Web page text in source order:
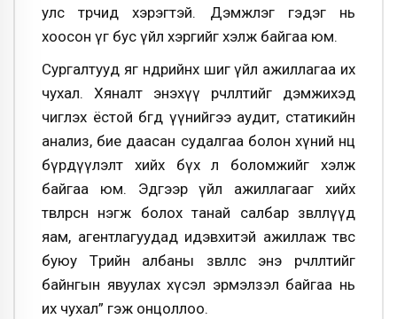
улс төрчид хэрэгтэй. Дэмжлэг гэдэг нь
хоосон үг бус үйл хэргийг хэлж байгаа юм.
Сургалтууд яг өнөөдрийнх шиг үйл ажиллагаа их
чухал. Хяналт энэхүү өөрчлөлтийг дэмжихэд
чиглэх ёстой бөгөөд үүнийгээ аудит, статикийн
анализ, бие даасан судалгаа болон хүний нөөц
бүрдүүлэлт хийх бүх л боломжийг хэлж
байгаа юм. Эдгээр үйл ажиллагааг хийх
төвлөрсөн нэгж болох танай салбар зөвлөлүүд
яам, агентлагуудад идэвхитэй ажиллаж төвөөс
буюу Төрийн албаны зөвлөлөөс энэ өөрчлөлтийг
байнгын явуулах хүсэл эрмэлзэл байгаа нь
их чухал” гэж онцоллоо.